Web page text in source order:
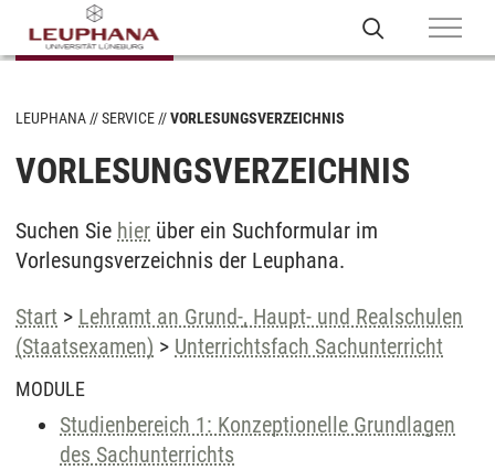
LEUPHANA SERVICE VORLESUNGSVERZEICHNIS
VORLESUNGSVERZEICHNIS
Suchen Sie hier über ein Suchformular im
Vorlesungsverzeichnis der Leuphana.
Start > Lehramt an Grund-, Haupt- und Realschulen
(Staatsexamen) > Unterrichtsfach Sachunterricht
MODULE
Studienbereich 1: Konzeptionelle Grundlagen
des Sachunterrichts